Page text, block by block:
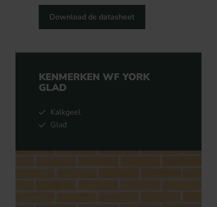
Download de datasheet
KENMERKEN WF YORK
GLAD
Kalkgeel
Glad